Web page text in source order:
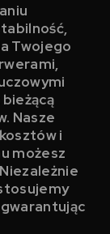
Twojego
Nasze
i
możesz